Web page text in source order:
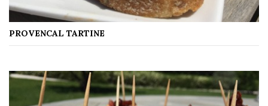
PROVENCAL TARTINE